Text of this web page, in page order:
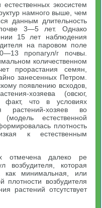
экосистем
намного выше, чем
данным длительность
3—5 лет. Однако
15 лет наблюдения
на паровом поле
пропагул/г почвы.
количественном
прорастания семян,
занесенных Петром.
появлению всходов,
хозяева (овсюг,
факт, что в условиях
растений-хозяев во
естественной
плотность
к естественным
отмечена далеко ре
возбудителя, которая
как минимальная, или
плотности возбудителя
растений отсутствует